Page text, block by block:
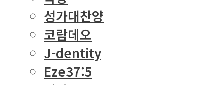
성가대찬양
코람데오
J-dentity
Eze37:5